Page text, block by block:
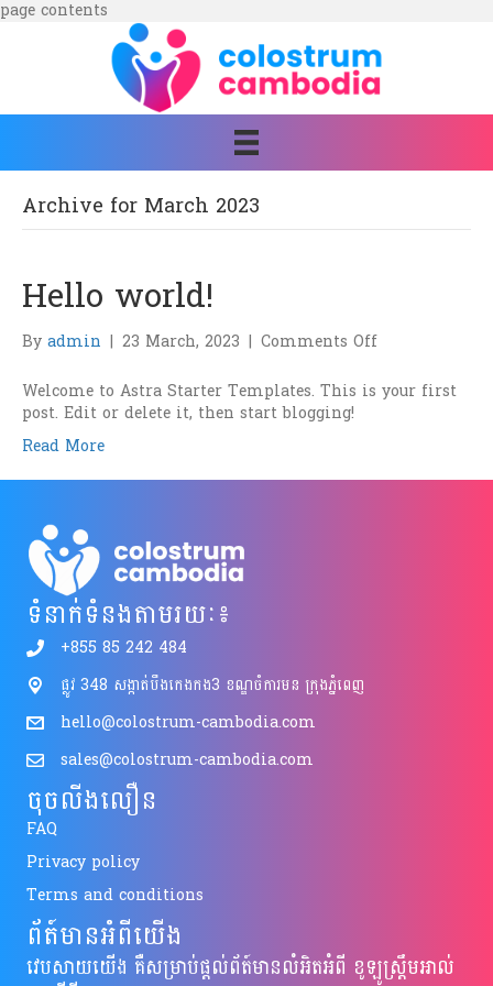
page contents
Archive for March 2023
Hello world!
By admin | 23 March, 2023 | Comments Offon
world!
Welcome to Astra Starter Templates. This is your first
post. Edit or delete it, then start blogging!
Read More
ទំនាក់ទំនងតាមរយៈ៖
+855 85 242 484
ផ្លូវ 348 សង្កាត់បឹងកេងកង3 ខណ្ឌចំការមន ក្រុងភ្នំពេញ
hello@colostrum-cambodia.com
sales@colostrum-cambodia.com
ចុចលីងលឿន
FAQ
Privacy policy
Terms and conditions
ព័ត៍មានអំពីយើង
វេបសាយយើង គឺសម្រាប់ផ្តល់ព័ត៍មានលំអិតអំពី ខូឡូស្រ្តឹមអាល់